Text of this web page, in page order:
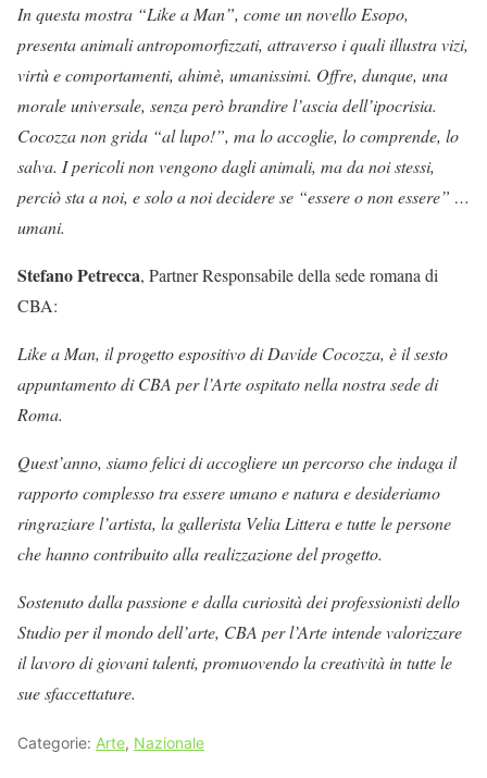
In questa mostra “Like a Man”, come un novello Esopo,
presenta animali antropomorfizzati, attraverso i quali illustra vizi,
virtù e comportamenti, ahimè, umanissimi. Offre, dunque, una
morale universale, senza però brandire l’ascia dell’ipocrisia.
Cocozza non grida “al lupo!”, ma lo accoglie, lo comprende, lo
salva. I pericoli non vengono dagli animali, ma da noi stessi,
perciò sta a noi, e solo a noi decidere se “essere o non essere” …
umani.
Stefano Petrecca, Partner Responsabile della sede romana di
CBA:
Like a Man, il progetto espositivo di Davide Cocozza, è il sesto
appuntamento di CBA per l’Arte ospitato nella nostra sede di
Roma.
Quest’anno, siamo felici di accogliere un percorso che indaga il
rapporto complesso tra essere umano e natura e desideriamo
ringraziare l’artista, la gallerista Velia Littera e tutte le persone
che hanno contribuito alla realizzazione del progetto.
Sostenuto dalla passione e dalla curiosità dei professionisti dello
Studio per il mondo dell’arte, CBA per l’Arte intende valorizzare
il lavoro di giovani talenti, promuovendo la creatività in tutte le
sue sfaccettature.
Categorie: Arte, Nazionale